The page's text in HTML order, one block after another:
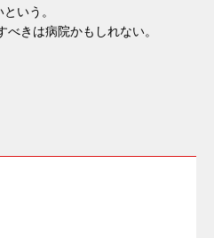
いう。
きは病院かもしれない。